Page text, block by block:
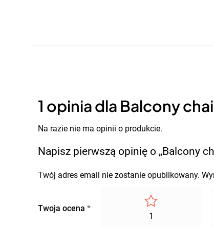
1 opinia dla Balcony
Na razie nie ma opinii o produkcie.
Napisz pierwszą opinię o „Balcony
Twój adres email nie zostanie opublikowany.
Twoja ocena *
1